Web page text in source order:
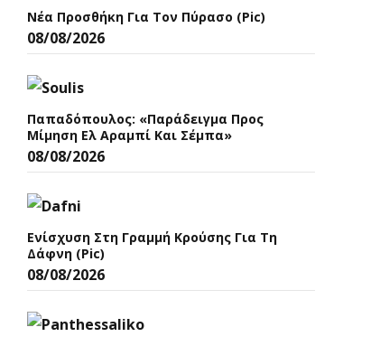
Νέα Προσθήκη Για Τον Πύρασο (pic)
08/08/2026
Παπαδόπουλος: «Παράδειγμα Προς
Μίμηση Ελ Αραμπί Και Σέμπα»
08/08/2026
Ενίσχυση Στη Γραμμή Κρούσης Για Τη
Δάφνη (pic)
08/08/2026